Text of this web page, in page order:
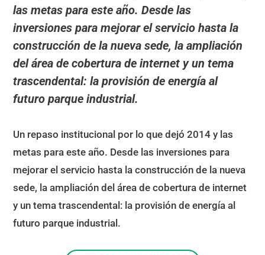
las metas para este año. Desde las
inversiones para mejorar el servicio hasta la
construcción de la nueva sede, la ampliación
del área de cobertura de internet y un tema
trascendental: la provisión de energía al
futuro parque industrial.
Un repaso institucional por lo que dejó 2014 y las
metas para este año. Desde las inversiones para
mejorar el servicio hasta la construcción de la nueva
sede, la ampliación del área de cobertura de internet
y un tema trascendental: la provisión de energía al
futuro parque industrial.